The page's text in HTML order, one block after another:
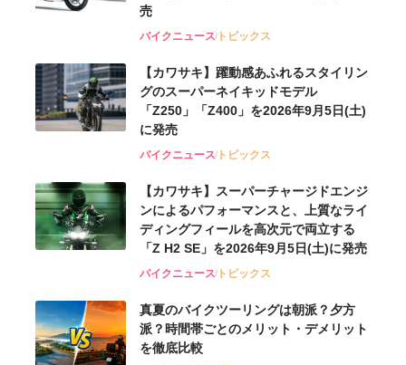
売
バイクニューストピックス
【カワサキ】躍動感あふれるスタイリン
グのスーパーネイキッドモデル
「Z250」「Z400」を2026年9月5日(土)
に発売
バイクニューストピックス
【カワサキ】スーパーチャージドエンジ
ンによるパフォーマンスと、上質なライ
ディングフィールを高次元で両立する
「Z H2 SE」を2026年9月5日(土)に発売
バイクニューストピックス
真夏のバイクツーリングは朝派？夕方
派？時間帯ごとのメリット・デメリット
を徹底比較